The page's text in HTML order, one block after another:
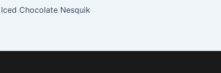
Iced Chocolate Nesquik